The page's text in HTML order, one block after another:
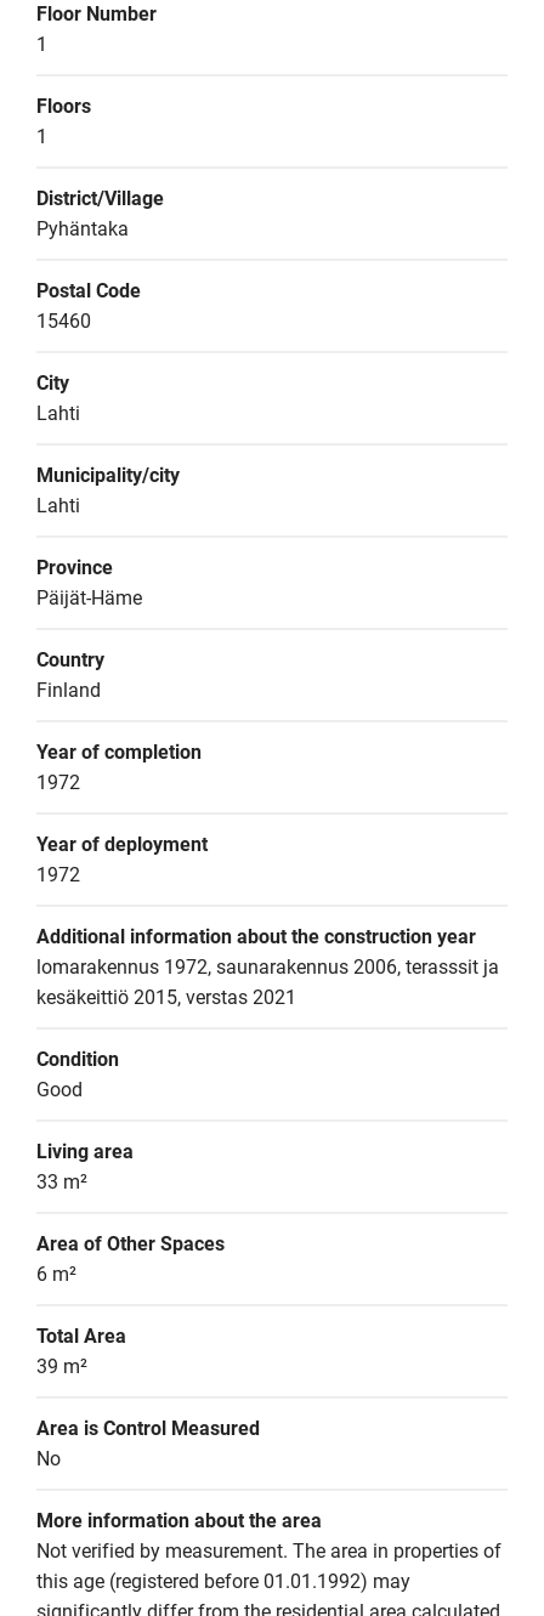
Floor Number
1
Floors
1
District/Village
Pyhäntaka
Postal Code
15460
City
Lahti
Municipality/city
Lahti
Province
Päijät-Häme
Country
Finland
Year of completion
1972
Year of deployment
1972
Additional information about the construction year
lomarakennus 1972, saunarakennus 2006, terasssit ja
kesäkeittiö 2015, verstas 2021
Condition
Good
Living area
33 m²
Area of Other Spaces
6 m²
Total Area
39 m²
Area is Control Measured
No
More information about the area
Not verified by measurement. The area in properties of
this age (registered before 01.01.1992) may